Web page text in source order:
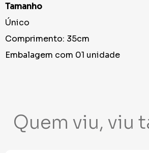
Tamanho
Único
Comprimento: 35cm
Embalagem com 01 unidade
Quem viu, viu